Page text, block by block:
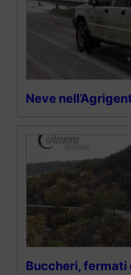
Neve
Buccheri, fermati